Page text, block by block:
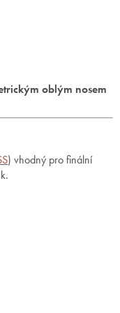
oblým nosem
) vhodný pro finální